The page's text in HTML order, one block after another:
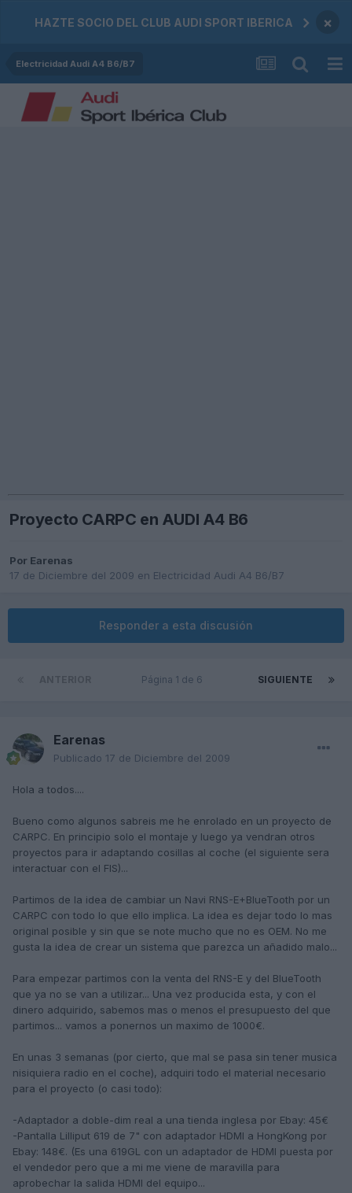
HAZTE SOCIO DEL CLUB AUDI SPORT IBERICA ×
Electricidad Audi A4 B6/B7
Proyecto CARPC en AUDI A4 B6
Por Earenas
17 de Diciembre del 2009 en Electricidad Audi A4 B6/B7
Responder a esta discusión
SIGUIENTE
Página 1 de 6
Earenas
Publicado 17 de Diciembre del 2009
Hola a todos....
Bueno como algunos sabreis me he enrolado en un proyecto de
CARPC. En principio solo el montaje y luego ya vendran otros
proyectos para ir adaptando cosillas al coche (el siguiente sera
interactuar con el FIS)...
Partimos de la idea de cambiar un Navi RNS-E+BlueTooth por un
CARPC con todo lo que ello implica. La idea es dejar todo lo mas
original posible y sin que se note mucho que no es OEM. No me
gusta la idea de crear un sistema que parezca un añadido malo...
Para empezar partimos con la venta del RNS-E y del BlueTooth
que ya no se van a utilizar... Una vez producida esta, y con el
dinero adquirido, sabemos mas o menos el presupuesto del que
partimos... vamos a ponernos un maximo de 1000€.
En unas 3 semanas (por cierto, que mal se pasa sin tener musica
nisiquiera radio en el coche), adquiri todo el material necesario
para el proyecto (o casi todo):
-Adaptador a doble-dim real a una tienda inglesa por Ebay: 45€
-Pantalla Lilliput 619 de 7" con adaptador HDMI a HongKong por
Ebay: 148€. (Es una 619GL con un adaptador de HDMI puesta por
el vendedor pero que a mi me viene de maravilla para
aprobechar la salida HDMI del equipo...